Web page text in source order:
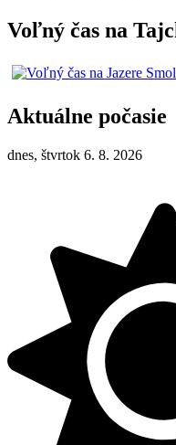
Voľný čas na
Aktuálne počasie
dnes, štvrtok 6. 8. 2026